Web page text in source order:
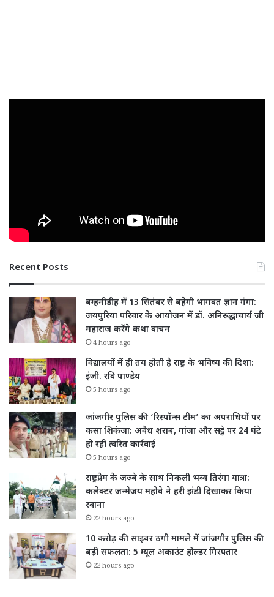
Recent Posts
बम्हनीडीह में 13 सितंबर से बहेगी भागवत ज्ञान गंगा:
जयपुरिया परिवार के आयोजन में डॉ. अनिरुद्धाचार्य जी
महाराज करेंगे कथा वाचन
4 hours ago
विद्यालयों में ही तय होती है राष्ट्र के भविष्य की दिशा:
इंजी. रवि पाण्डेय
5 hours ago
जांजगीर पुलिस की ‘रिस्पॉन्स टीम’ का अपराधियों पर
कसा शिकंजा: अवैध शराब, गांजा और सट्टे पर 24 घंटे
हो रही त्वरित कार्रवाई
5 hours ago
राष्ट्रप्रेम के जज्बे के साथ निकली भव्य तिरंगा यात्रा:
कलेक्टर जन्मेजय महोबे ने हरी झंडी दिखाकर किया
रवाना
22 hours ago
10 करोड़ की साइबर ठगी मामले में जांजगीर पुलिस की
बड़ी सफलता: 5 म्यूल अकाउंट होल्डर गिरफ्तार
22 hours ago